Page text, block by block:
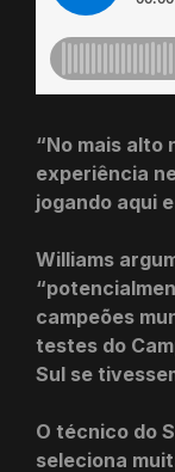
“No mais alto
experiência
jogando aqui
Williams
campeões
testes do
Sul se
O técnico do
seleciona